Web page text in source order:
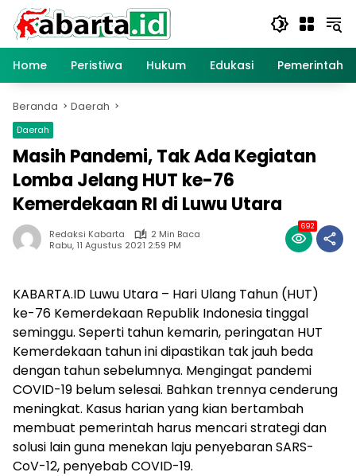
Langsung
konten
Home
Peristiwa Hukum Edukasi
Beranda Daerah
Daerah
Masih Pandemi, Tak Ada Kegiatan
Lomba Jelang HUT ke-76
Kemerdekaan RI di Luwu Utara
Redaksi Kabarta
2 Min Baca
Rabu, 11 Agustus 2021 2:59 PM
692
KABARTA.ID Luwu Utara – Hari Ulang Tahun (HUT)
ke-76 Kemerdekaan Republik Indonesia tinggal
seminggu. Seperti tahun kemarin, peringatan HUT
Kemerdekaan tahun ini dipastikan tak jauh beda
dengan tahun sebelumnya. Mengingat pandemi
COVID-19 belum selesai. Bahkan trennya cenderung
meningkat. Kasus harian yang kian bertambah
membuat pemerintah harus mencari strategi dan
solusi lain guna menekan laju penyebaran SARS-
CoV-12, penyebab COVID-19.